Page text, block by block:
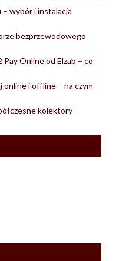
wybór i instalacja
bezprzewodowego
Online od Elzab – co
online i offline – na czym
kolektory